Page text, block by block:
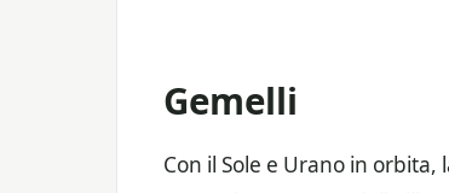
Gemelli
Con il Sole e Urano in